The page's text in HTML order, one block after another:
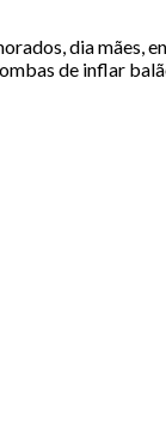
dia mães,
de inflar